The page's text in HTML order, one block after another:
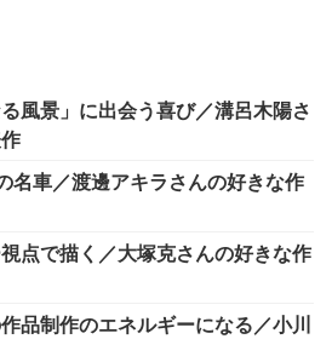
風景」に出会う喜び／溝呂木陽さ
名車／渡邊アキラさんの好きな作
点で描く／大塚克さんの好きな作
品制作のエネルギーになる／小川